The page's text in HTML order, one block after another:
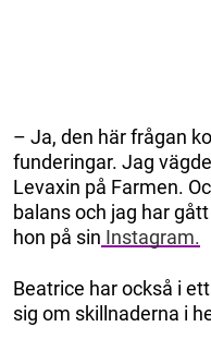
– Ja, den här frågan
funderingar. Jag
Levaxin på Farmen.
balans och jag har
hon på sin Instagram.
Beatrice har också i
sig om skillnaderna i